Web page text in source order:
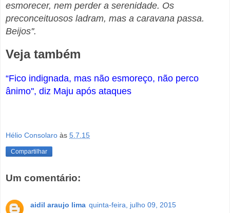
esmorecer, nem perder a serenidade. Os
preconceituosos ladram, mas a caravana passa.
Beijos''.
Veja também
“Fico indignada, mas não esmoreço, não perco
ânimo'', diz Maju após ataques
Hélio Consolaro às 5.7.15
Compartilhar
Um comentário:
aidil araujo lima quinta-feira, julho 09, 2015